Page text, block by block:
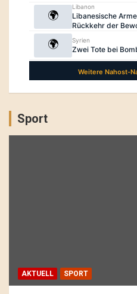
Sport
AKTUELL SPORT